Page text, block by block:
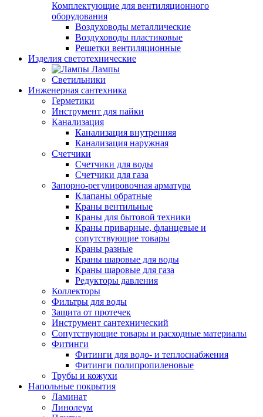
Комплектующие для вентиляционного
оборудования
Воздуховоды металлические
Воздуховоды пластиковые
Решетки вентиляционные
Изделия светотехнические
Лампы
Светильники
Инженерная сантехника
Герметики
Инструмент для пайки
Канализация
Канализация внутренняя
Канализация наружная
Счетчики
Счетчики для воды
Счетчики для газа
Запорно-регулировочная арматура
Клапаны обратные
Краны вентильные
Краны для бытовой техники
Краны приварные, фланцевые и
сопутствующие товары
Краны разные
Краны шаровые для воды
Краны шаровые для газа
Редукторы давления
Коллекторы
Фильтры для воды
Защита от протечек
Инструмент сантехнический
Сопутствующие товары и расходные материалы
Фитинги
Фитинги для водо- и теплоснабжения
Фитинги полипропиленовые
Трубы и кожухи
Напольные покрытия
Ламинат
Линолеум